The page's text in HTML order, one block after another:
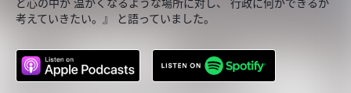
考えていきたい。』 と語っていました。